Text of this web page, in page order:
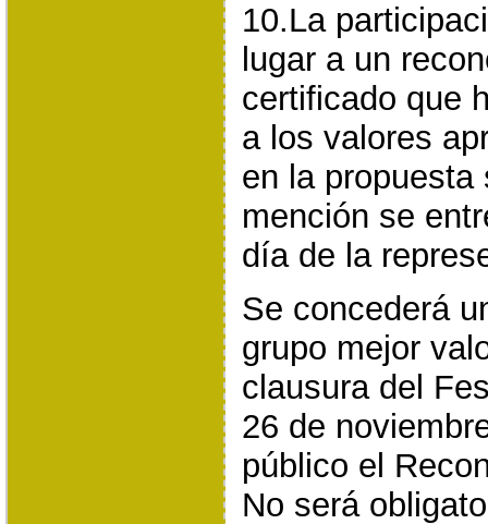
10.La
lugar a un
certificado que
a los valores
en la propuesta
mención se
día de la
Se concederá
grupo mejor
clausura del
26 de
público el
No será